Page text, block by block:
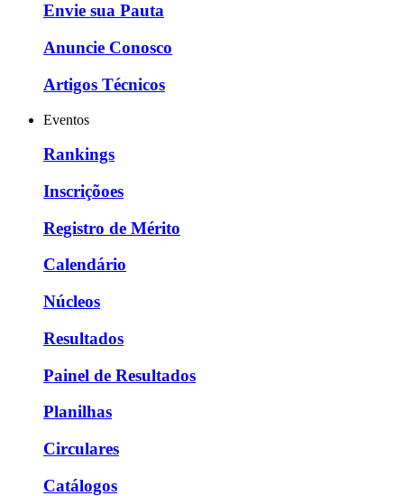
Envie sua Pauta
Anuncie Conosco
Artigos Técnicos
Eventos
Rankings
Inscriçõoes
Registro de Mérito
Calendário
Núcleos
Resultados
Painel de Resultados
Planilhas
Circulares
Catálogos